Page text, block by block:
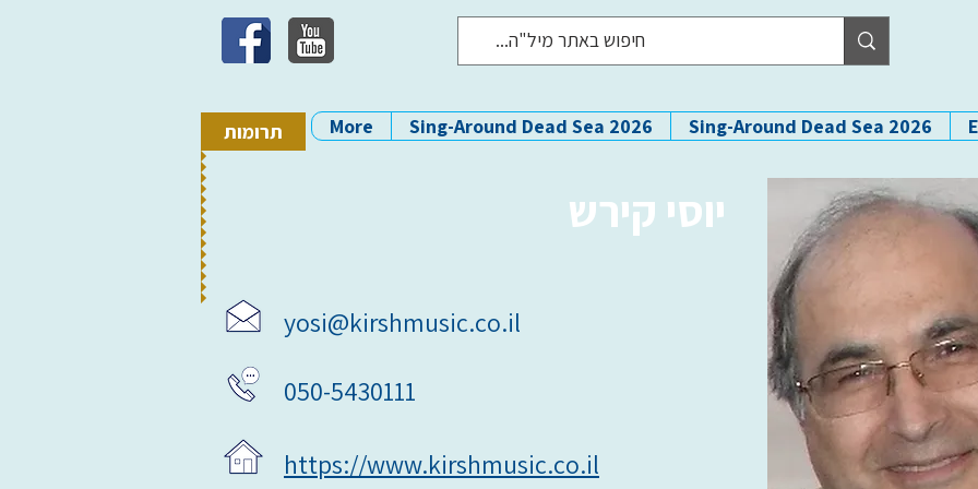
תרומות Sing-Around Dead Sea 2026
Sing-Around Dead Sea 2026
More
יוסי קירש
yosi@kirshmusic.co.il
050-5430111
https://www.kirshmusic.co.il